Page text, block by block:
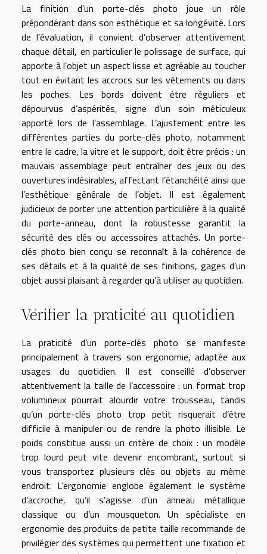
La finition d’un porte-clés photo joue un rôle
prépondérant dans son esthétique et sa longévité. Lors
de l’évaluation, il convient d’observer attentivement
chaque détail, en particulier le polissage de surface, qui
apporte à l’objet un aspect lisse et agréable au toucher
tout en évitant les accrocs sur les vêtements ou dans
les poches. Les bords doivent être réguliers et
dépourvus d’aspérités, signe d’un soin méticuleux
apporté lors de l’assemblage. L’ajustement entre les
différentes parties du porte-clés photo, notamment
entre le cadre, la vitre et le support, doit être précis : un
mauvais assemblage peut entraîner des jeux ou des
ouvertures indésirables, affectant l’étanchéité ainsi que
l’esthétique générale de l’objet. Il est également
judicieux de porter une attention particulière à la qualité
du porte-anneau, dont la robustesse garantit la
sécurité des clés ou accessoires attachés. Un porte-
clés photo bien conçu se reconnaît à la cohérence de
ses détails et à la qualité de ses finitions, gages d’un
objet aussi plaisant à regarder qu’à utiliser au quotidien.
Vérifier la praticité au quotidien
La praticité d’un porte-clés photo se manifeste
principalement à travers son ergonomie, adaptée aux
usages du quotidien. Il est conseillé d’observer
attentivement la taille de l’accessoire : un format trop
volumineux pourrait alourdir votre trousseau, tandis
qu’un porte-clés photo trop petit risquerait d’être
difficile à manipuler ou de rendre la photo illisible. Le
poids constitue aussi un critère de choix : un modèle
trop lourd peut vite devenir encombrant, surtout si
vous transportez plusieurs clés ou objets au même
endroit. L’ergonomie englobe également le système
d’accroche, qu’il s’agisse d’un anneau métallique
classique ou d’un mousqueton. Un spécialiste en
ergonomie des produits de petite taille recommande de
privilégier des systèmes qui permettent une fixation et